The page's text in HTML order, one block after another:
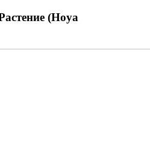
(Hoya